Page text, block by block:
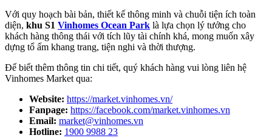
Với quy hoạch bài bản, thiết kế thông minh và chuỗi tiện ích toàn
diện, khu S1 Vinhomes Ocean Park là lựa chọn lý tưởng cho
khách hàng thông thái với tích lũy tài chính khá, mong muốn xây
dựng tổ ấm khang trang, tiện nghi và thời thượng.
Để biết thêm thông tin chi tiết, quý khách hàng vui lòng liên hệ
Vinhomes Market qua:
Website: https://market.vinhomes.vn/
Fanpage: https://facebook.com/market.vinhomes.vn
Email: market@vinhomes.vn
Hotline: 1900 9988 23